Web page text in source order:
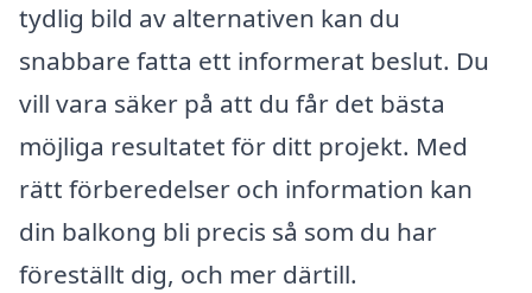
tydlig bild av alternativen kan du
snabbare fatta ett informerat beslut. Du
vill vara säker på att du får det bästa
möjliga resultatet för ditt projekt. Med
rätt förberedelser och information kan
din balkong bli precis så som du har
föreställt dig, och mer därtill.